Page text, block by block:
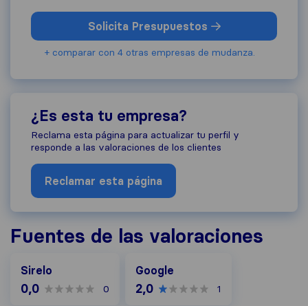
Solicita Presupuestos
+ comparar con 4 otras empresas de mudanza.
¿Es esta tu empresa?
Reclama esta página para actualizar tu perfil y
responde a las valoraciones de los clientes
Reclamar esta página
Fuentes de las valoraciones
Sirelo
0,0 0
Google
2,0 1